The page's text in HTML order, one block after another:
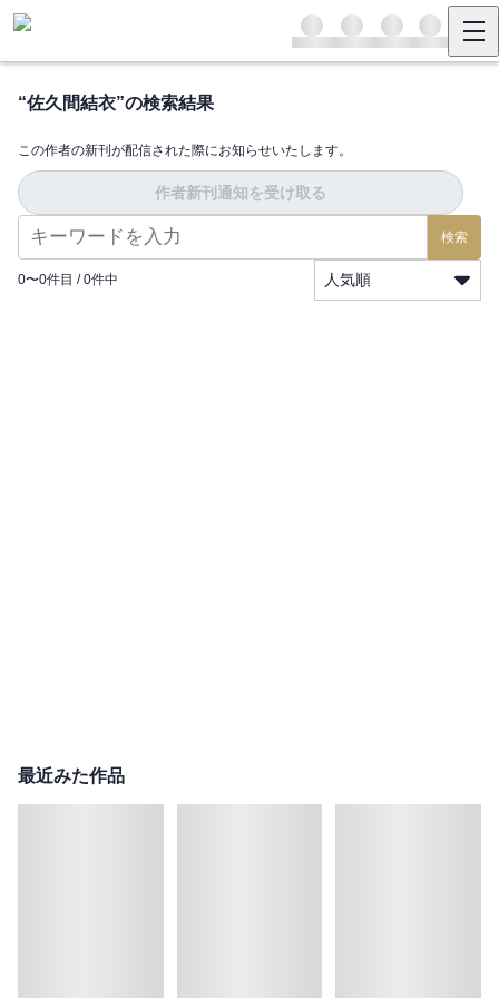
“佐久間結衣”の検索結果
この作者の新刊が配信された際にお知らせいたします。
作者新刊通知を受け取る
検索
0〜0件目 / 0件中 人気順
最近みた作品